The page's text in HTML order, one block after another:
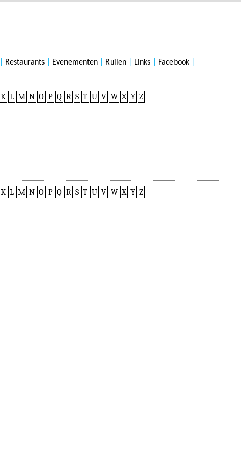
Restaurants Evenementen Ruilen Links Facebook
K L M N O P Q R S T U V W X Y Z
K L M N O P Q R S T U V W X Y Z